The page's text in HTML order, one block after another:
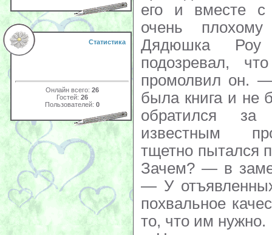
Статистика
Онлайн всего: 26
Гостей: 26
Пользователей: 0
его и вместе с
очень
Дядюшка
подозревал,
промолвил он.
была книга и не
обратился
известным
тщетно пытался
Зачем? — в
— У
похвальное
то, что им нужно.